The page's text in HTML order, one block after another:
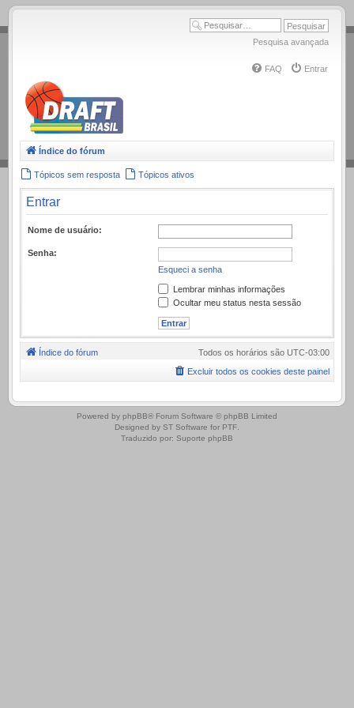
.
Pesquisa avançada
FAQ Entrar
Índice do fórum
Tópicos sem resposta Tópicos ativos
Entrar
Nome de usuário:
Senha:
Esqueci a senha
Lembrar minhas informações
Ocultar meu status nesta sessão
Índice do fórum Todos os horários são UTC-03:00
Excluir todos os cookies deste painel
.
Powered by phpBB® Forum Software © phpBB Limited
Designed by ST Software for PTF.
Traduzido por: Suporte phpBB